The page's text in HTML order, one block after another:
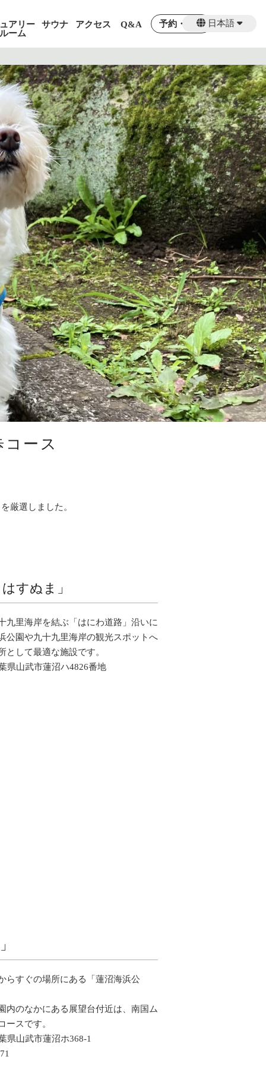
アリー
ーム
サウナ アクセス Q&A 予約・料金日本語
English
繁體中文
ース
厳選しました。
すぬま」
九里海岸を結ぶ「はにわ道路」沿いに
公園や九十九里海岸の観光スポットへ
として最適な施設です。
県山武市蓮沼ハ4826番地
らすぐの場所にある「蓮沼海浜公
内のなかにある展望台付近は、南国ム
ースです。
山武市蓮沼ホ368-1